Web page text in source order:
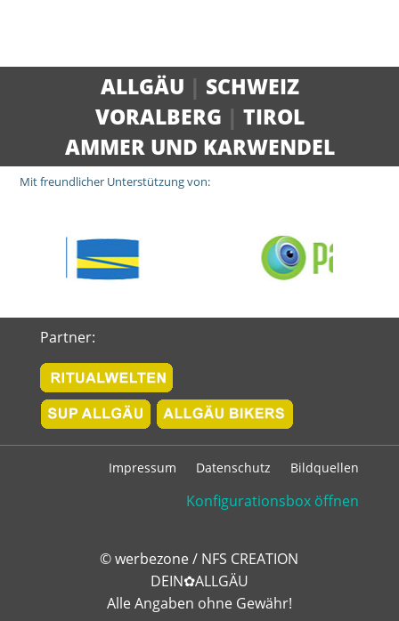
ALLGÄU | SCHWEIZ
VORALBERG | TIROL
AMMER UND KARWENDEL
Mit freundlicher Unterstützung von:
Partner:
Impressum Datenschutz Bildquellen
Konfigurationsbox öffnen
©werbezone/ NFS CREATION
DEIN✿ALLGÄU
Alle Angaben ohne Gewähr!